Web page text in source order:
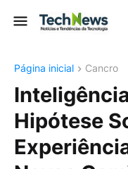
Página inicial Cancro
Hipótese